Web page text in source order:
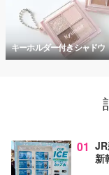
キーホルダー付きシャドウ
01
新